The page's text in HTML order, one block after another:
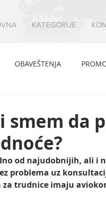
KATEGORIJE
OBAVEŠTENJA
smem da
od najudobnijih, ali i
problema uz
za trudnice imaju